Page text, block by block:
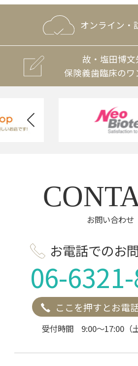
オンライン・
故・塩田博文
保険義歯臨床の
お問い合わせ
お電話でのお
06-
ここを押すとお電
受付時間 9:00～17:00（土